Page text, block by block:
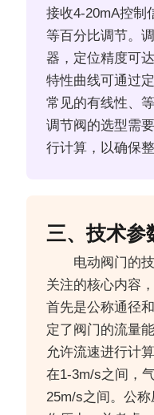
接收4-20mA控制
等百分比调节。
器，定位精度可
特性曲线可通过
常见的有线性、
调节阀的选型需
行计算，以确保
三、技术参
电动阀门的
关注的核心内容
首先是公称通径
定了阀门的流量
允许流速进行计
在1-3m/s之间，
25m/s之间。公